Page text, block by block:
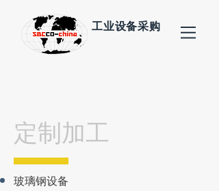
工业设备采购
定制加工
玻璃钢设备